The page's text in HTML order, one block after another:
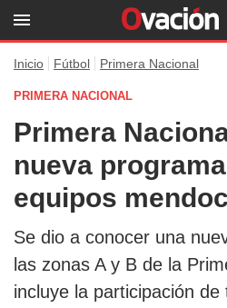
Inicio Fútbol Primera Nacional
PRIMERA NACIONAL
Primera
nueva
equipos
Se dio a conocer una
las zonas A y B de la
incluye la participación de